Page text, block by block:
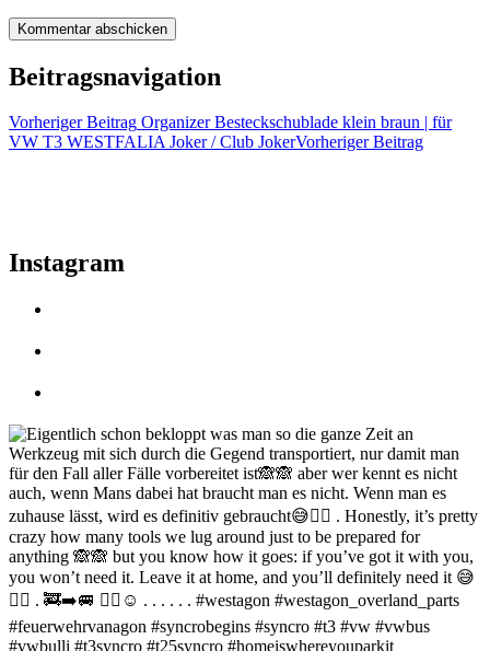
Beitragsnavigation
Vorheriger Beitrag Organizer Besteckschublade klein braun | für
VW T3 WESTFALIA Joker / Club JokerVorheriger Beitrag
Instagram